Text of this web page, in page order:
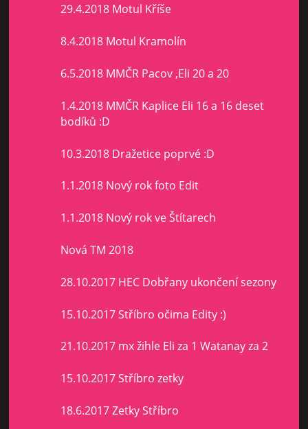
29.4.2018 Motul Kříše
8.4.2018 Motul Kramolín
6.5.2018 MMČR Pacov ,Eli 20 a 20
1.4.2018 MMČR Kaplice Eli 16 a 16 deset
bodíků :D
10.3.2018 Dražetice poprvé :D
1.1.2018 Nový rok foto Edit
1.1.2018 Nový rok ve Štítarech
Nová TM 2018
28.10.2017 HEC Dobřany ukončení sezony
15.10.2017 Stříbro očima Edity :)
21.10.2017 mx žihle Eli za 1 Watanay za 2
15.10.2017 Stříbro zetky
18.6.2017 Zetky Stříbro